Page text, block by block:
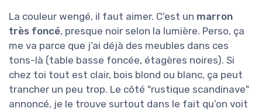
La couleur wengé, il faut aimer. C’est un marron
très foncé, presque noir selon la lumière. Perso, ça
me va parce que j’ai déjà des meubles dans ces
tons-là (table basse foncée, étagères noires). Si
chez toi tout est clair, bois blond ou blanc, ça peut
trancher un peu trop. Le côté "rustique scandinave"
annoncé, je le trouve surtout dans le fait qu’on voit